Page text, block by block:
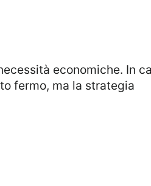
fermo, ma la strategia